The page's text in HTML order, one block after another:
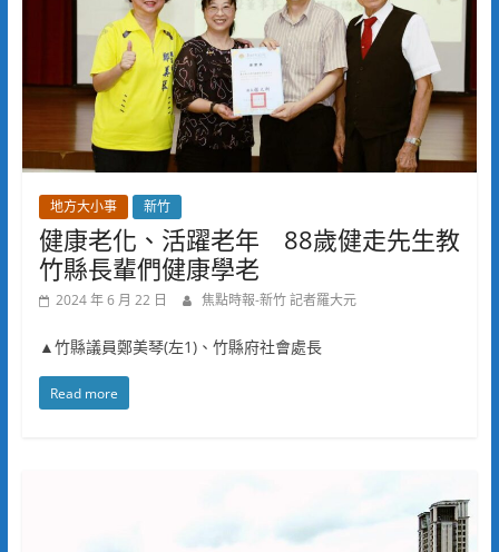
地方大小事 新竹
健康老化、活躍老年 88歲健走先生教
竹縣長輩們健康學老
2024 年 6 月 22 日 焦點時報-新竹 記者羅大元
▲竹縣議員鄭美琴(左1)、竹縣府社會處長
Read more